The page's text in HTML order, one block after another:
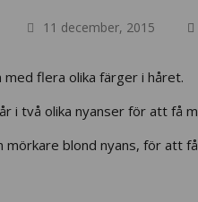
11 december, 2015
med flera olika färger i håret.
i två olika nyanser för att få
mörkare blond nyans, för att